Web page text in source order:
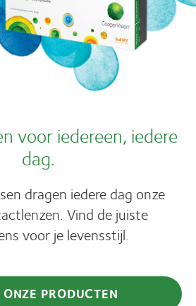
voor iedereen, iedere
dag.
dragen iedere dag onze
Vind de juiste
voor je levensstijl.
PRODUCTEN